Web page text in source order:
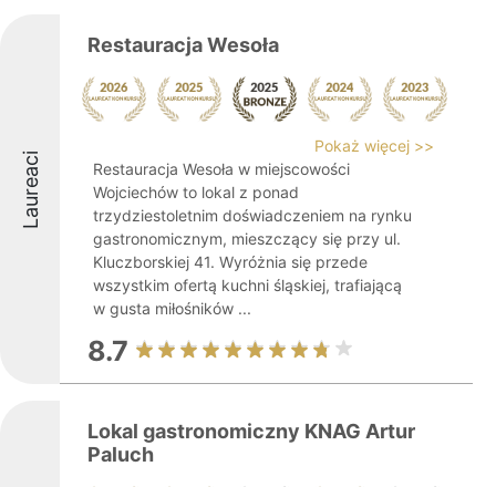
Laureaci
Restauracja Wesoła
Pokaż więcej >>
Restauracja Wesoła w miejscowości
Wojciechów to lokal z ponad
trzydziestoletnim doświadczeniem na rynku
gastronomicznym, mieszczący się przy ul.
Kluczborskiej 41. Wyróżnia się przede
wszystkim ofertą kuchni śląskiej, trafiającą
w gusta miłośników ...
8.7
Lokal gastronomiczny KNAG Artur
Paluch